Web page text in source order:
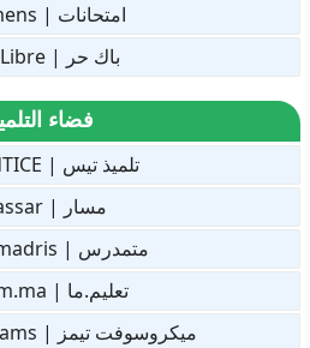
امتحانات | Examens
باك حر | Bac Libre
فضاء
تلميذ تيس | TelmidTICE
مسار | Massar
متمدرس | Moutamadris
تعليم.ما | Taalim.ma
ميكروسوفت تيمز | Microsoft Teams